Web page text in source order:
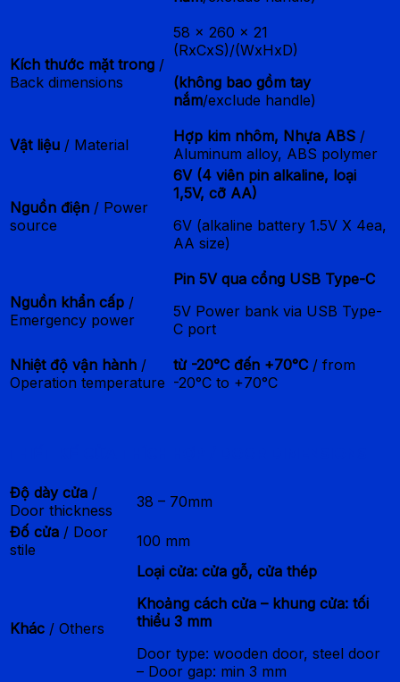
Kích thước mặt trong /
Back dimensions
58 x 260 x 21
(RxCxS)/(WxHxD)
(không bao gồm tay
nắm/exclude handle)
Vật liệu / Material Hợp kim nhôm, Nhựa ABS /
Aluminum alloy, ABS polymer
Nguồn điện / Power
source
6V (4 viên pin alkaline, loại
1,5V, cỡ AA)
6V (alkaline battery 1.5V X 4ea,
AA size)
Nguồn khẩn cấp /
Emergency power
Pin 5V qua cổng USB Type-C
5V Power bank via USB Type-
C port
Nhiệt độ vận hành /
Operation temperature
từ -20°C đến +70°C/ from
-20°C to +70°C
Độ dày cửa /
Door thickness
38 – 70mm
Đố cửa / Door
stile
100 mm
Khác / Others
Loại cửa: cửa gỗ, cửa thép
Khoảng cách cửa – khung cửa: tối
thiểu 3 mm
Door type: wooden door, steel door
– Door gap: min 3 mm